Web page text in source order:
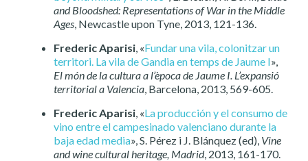
and Bloodshed: Representations of War in the Middle
Ages, Newcastle upon Tyne, 2013, 121-136.
Frederic Aparisi, «Fundar una vila, colonitzar un
territori. La vila de Gandia en temps de Jaume I»,
El món de la cultura a l’època de Jaume I. L’expansió
territorial a Valencia, Barcelona, 2013, 569-605.
Frederic Aparisi, «La producción y el consumo de
vino entre el campesinado valenciano durante la
baja edad media», S. Pérez i J. Blánquez (ed), Vine
and wine cultural heritage, Madrid, 2013, 161-170.